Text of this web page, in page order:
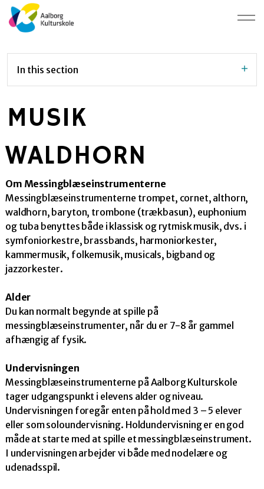
In this section
MUSIK
WALDHORN
Om Messingblæseinstrumenterne
Messingblæseinstrumenterne trompet, cornet, althorn,
waldhorn, baryton, trombone (trækbasun), euphonium
og tuba benyttes både i klassisk og rytmisk musik, dvs. i
symfoniorkestre, brassbands, harmoniorkester,
kammermusik, folkemusik, musicals, bigband og
jazzorkester.
Alder
Du kan normalt begynde at spille på
messingblæseinstrumenter, når du er 7-8 år gammel
afhængig af fysik.
Undervisningen
Messingblæseinstrumenterne på Aalborg Kulturskole
tager udgangspunkt i elevens alder og niveau.
Undervisningen foregår enten på hold med 3 – 5 elever
eller som soloundervisning. Holdundervisning er en god
måde at starte med at spille et messingblæseinstrument.
I undervisningen arbejder vi både med nodelære og
udenadsspil.